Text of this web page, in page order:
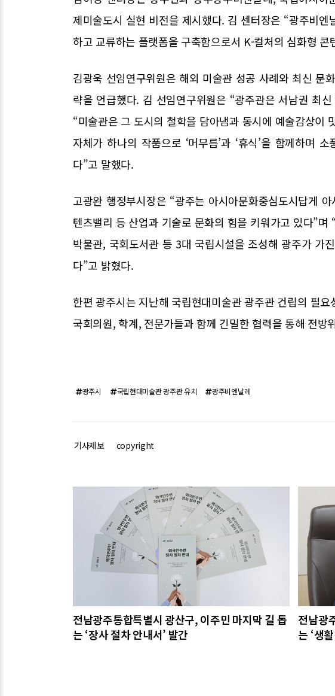
제미술도시 실현 비전을 제시했다. 김 센터장은 “광주비엔
하고 교류하는 플랫폼을 구축함으로서 K-컬처의 심화형
김광욱 선임연구위원은 해외 미술관 성공 사례와 최신 문
략을 언급했다. 김 선임연구위원은 “광주관은 서남권 최
“미술관은 그 도시의 철학을 담아냄과 동시에 예술감상이
자체가 하나의 작품으로 ‘머무름’과 ‘휴식’을 함께하며
다”고 말했다.
고광완 행정부시장은 “광주는 아시아문화중심도시답게
텐츠밸리 등 산업과 기술로 문화의 힘을 키워가고 있다”
박물관, 국회도서관 등 3대 국립시설을 조성해 광주가 가
다”고 밝혔다.
한편 광주시는 지난해 국립현대미술관 광주관 건립의 필
국회의원, 학계, 전문가들과 함께 긴밀한 협력을 통해 전방
광주시 국립현대미술관 광주관 유치 광주비엔날레
기사제보 copyright
관련기사
전남광주통합특별시 광산구, 이주민 마지막 길 돕
는 ‘장사 절차 안내서’ 발간
전남광
는 ‘생